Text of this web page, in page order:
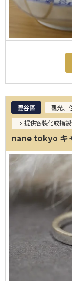
澀谷區
觀光、
提供客製化戒指
nane tokyo キ